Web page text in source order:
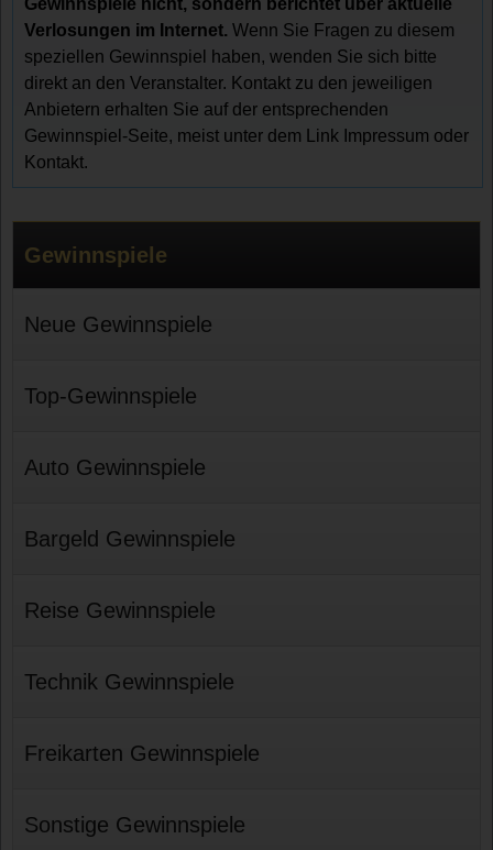
Verlosungen im Internet. Wenn Sie Fragen zu diesem
speziellen Gewinnspiel haben, wenden Sie sich bitte
direkt an den Veranstalter. Kontakt zu den jeweiligen
Anbietern erhalten Sie auf der entsprechenden
Gewinnspiel-Seite, meist unter dem Link Impressum oder
Kontakt.
Gewinnspiele
Neue Gewinnspiele
Top-Gewinnspiele
Auto Gewinnspiele
Bargeld Gewinnspiele
Reise Gewinnspiele
Technik Gewinnspiele
Freikarten Gewinnspiele
Sonstige Gewinnspiele